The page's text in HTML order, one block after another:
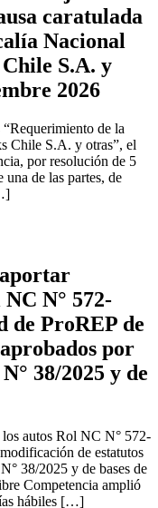
caratulada
Nacional
S.A. y
2026
de la
Chile S.A. y otras”, el
por resolución de 5
de las partes, de
NC N° 572-
de ProREP de
por
38/2025 y de
autos Rol NC N° 572-
de estatutos
38/2025 y de bases de
Competencia amplió
hábiles […]